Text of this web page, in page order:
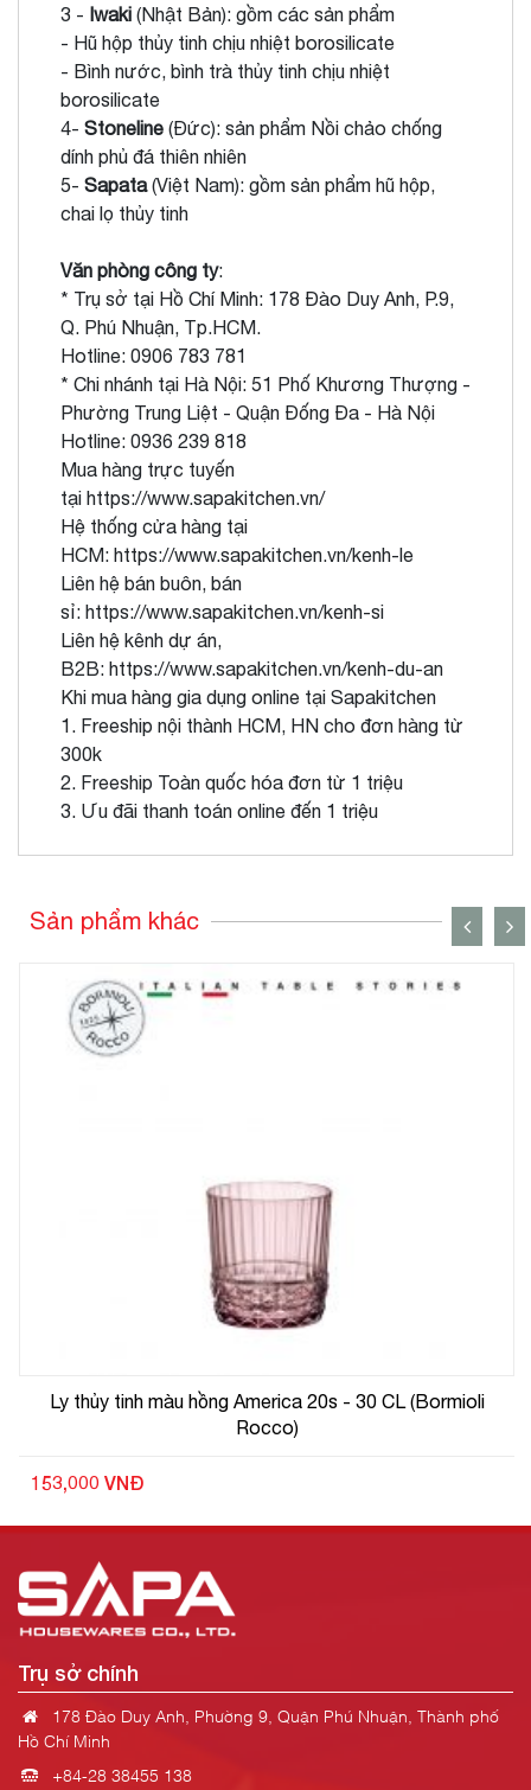
3 - Iwaki (Nhật Bản): gồm các sản phẩm
- Hũ hộp thủy tinh chịu nhiệt borosilicate
- Bình nước, bình trà thủy tinh chịu nhiệt
borosilicate
4- Stoneline (Đức): sản phẩm Nồi chảo chống
dính phủ đá thiên nhiên
5- Sapata (Việt Nam): gồm sản phẩm hũ hộp,
chai lọ thủy tinh
Văn phòng công ty:
* Trụ sở tại Hồ Chí Minh: 178 Đào Duy Anh, P.9,
Q. Phú Nhuận, Tp.HCM.
Hotline: 0906 783 781
* Chi nhánh tại Hà Nội: 51 Phố Khương Thượng -
Phường Trung Liệt - Quận Đống Đa - Hà Nội
Hotline: 0936 239 818
Mua hàng trực tuyến
tại https://www.sapakitchen.vn/
Hệ thống cửa hàng tại
HCM: https://www.sapakitchen.vn/kenh-le
Liên hệ bán buôn, bán
sỉ: https://www.sapakitchen.vn/kenh-si
Liên hệ kênh dự án,
B2B: https://www.sapakitchen.vn/kenh-du-an
Khi mua hàng gia dụng online tại Sapakitchen
1. Freeship nội thành HCM, HN cho đơn hàng từ
300k
2. Freeship Toàn quốc hóa đơn từ 1 triệu
3. Ưu đãi thanh toán online đến 1 triệu
Sản phẩm khác
Ly thủy tinh màu hồng America 20s - 30 CL (Bormioli
Rocco)
153,000 VNĐ
Trụ sở chính
178 Đào Duy Anh, Phường 9, Quận Phú Nhuận, Thành phố
Hồ Chí Minh
+84-28 38455 138